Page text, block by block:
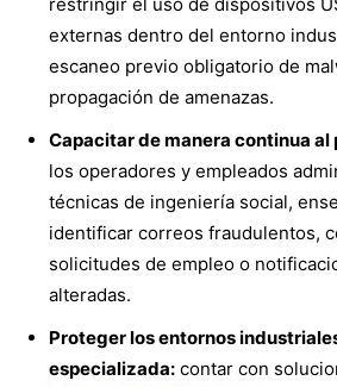
externas dentro del entorno
escaneo previo obligatorio de
propagación de amenazas.
Capacitar de manera continua al
los operadores y empleados
técnicas de ingeniería social,
identificar correos fraudulentos,
solicitudes de empleo o
alteradas.
Proteger los entornos
especializada: contar con